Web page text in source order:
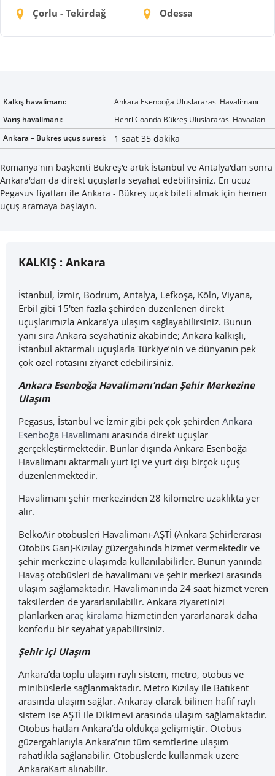
Çorlu - Tekirdağ Odessa
Kalkış havalimanı:
Ankara Esenboğa Uluslararası Havalimanı
Varış havalimanı:
Henri Coanda Bükreş Uluslararası Havaalanı
Ankara – Bükreş uçuş süresi:
1 saat 35 dakika
Romanya'nın başkenti Bükreş'e artık İstanbul ve Antalya'dan sonra
Ankara'dan da direkt uçuşlarla seyahat edebilirsiniz. En ucuz
Pegasus fiyatları ile Ankara - Bükreş uçak bileti almak için hemen
uçuş aramaya başlayın.
KALKIŞ : Ankara
İstanbul, İzmir, Bodrum, Antalya, Lefkoşa, Köln, Viyana,
Erbil gibi 15'ten fazla şehirden düzenlenen direkt
uçuşlarımızla Ankara’ya ulaşım sağlayabilirsiniz. Bunun
yanı sıra Ankara seyahatiniz akabinde; Ankara kalkışlı,
İstanbul aktarmalı uçuşlarla Türkiye’nin ve dünyanın pek
çok özel rotasını ziyaret edebilirsiniz.
Ankara Esenboğa Havalimanı’ndan Şehir Merkezine
Ulaşım
Pegasus, İstanbul ve İzmir gibi pek çok şehirden Ankara
Esenboğa Havalimanı arasında direkt uçuşlar
gerçekleştirmektedir. Bunlar dışında Ankara Esenboğa
Havalimanı aktarmalı yurt içi ve yurt dışı birçok uçuş
düzenlenmektedir.
Havalimanı şehir merkezinden 28 kilometre uzaklıkta yer
alır.
BelkoAir otobüsleri Havalimanı-AŞTİ (Ankara Şehirlerarası
Otobüs Garı)-Kızılay güzergahında hizmet vermektedir ve
şehir merkezine ulaşımda kullanılabilirler. Bunun yanında
Havaş otobüsleri de havalimanı ve şehir merkezi arasında
ulaşım sağlamaktadır. Havalimanında 24 saat hizmet veren
taksilerden de yararlanılabilir. Ankara ziyaretinizi
planlarken araç kiralama hizmetinden yararlanarak daha
konforlu bir seyahat yapabilirsiniz.
Şehir içi Ulaşım
Ankara’da toplu ulaşım raylı sistem, metro, otobüs ve
minibüslerle sağlanmaktadır. Metro Kızılay ile Batıkent
arasında ulaşım sağlar. Ankaray olarak bilinen hafif raylı
sistem ise AŞTİ ile Dikimevi arasında ulaşım sağlamaktadır.
Otobüs hatları Ankara’da oldukça gelişmiştir. Otobüs
güzergahlarıyla Ankara’nın tüm semtlerine ulaşım
rahatlıkla sağlanabilir. Otobüslerde kullanmak üzere
AnkaraKart alınabilir.